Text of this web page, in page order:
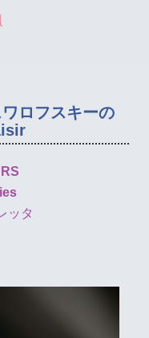
ロフスキーの
ッタ